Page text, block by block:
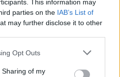
This information may
parties on the IAB’s List of
may further disclose it to other
Opt Outs
of my
med brynt smör